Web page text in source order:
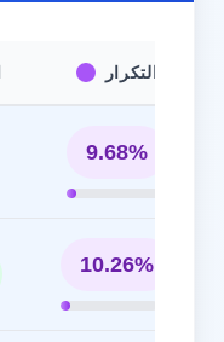
التكرار
9.68%
10.26%